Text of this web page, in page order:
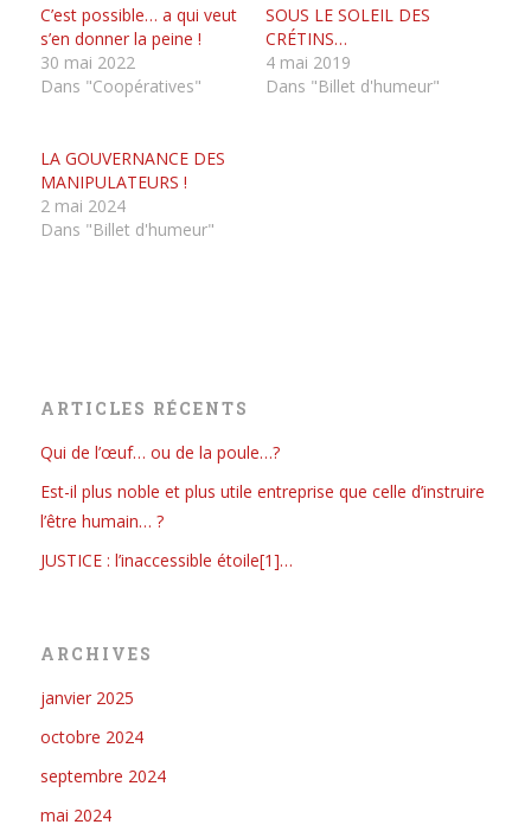
C’est possible… a qui veut
s’en donner la peine !
30 mai 2022
Dans "Coopératives"
SOUS LE SOLEIL DES
CRÉTINS…
4 mai 2019
Dans "Billet d'humeur"
LA GOUVERNANCE DES
MANIPULATEURS !
2 mai 2024
Dans "Billet d'humeur"
ARTICLES RÉCENTS
Qui de l’œuf… ou de la poule…?
Est-il plus noble et plus utile entreprise que celle d’instruire
l’être humain… ?
JUSTICE : l’inaccessible étoile[1]…
ARCHIVES
janvier 2025
octobre 2024
septembre 2024
mai 2024